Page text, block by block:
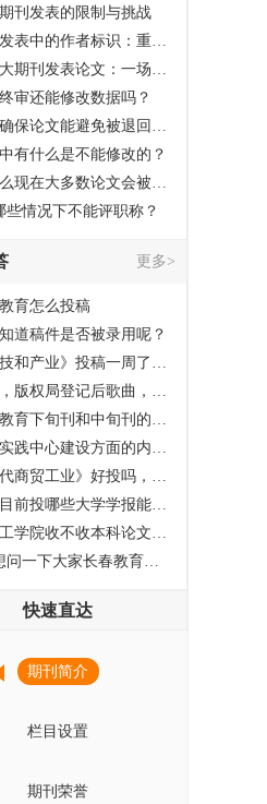
刊发表的限制与挑战
中的作者标识：重要性与实践
发表论文：一场知识探索与学术成就的旅程
审还能修改数据吗？
论文能避免被退回：关键条件与策略
有什么是不能修改的？
数论文会被评判为AI撰写？（深度剖析查重机制下的困境与出路）
些情况下不能评职称？
更多>
育怎么投稿
道稿件是否被录用呢？
》投稿一周了仍是“已发回执”状态，这是什么意思？什么时候外审？
权局登记后歌曲，这里能否发表
中旬刊的国内刊号一样，他们有什么区别，两本刊物都是真的吗？
中心建设方面的内容适合那种期刊
商贸工业》好投吗，版面费多少？
投哪些大学学报能较快出刊啊
学院收不收本科论文呀？
下大家长春教育学院学报是本科学报吗？
快速直达
期刊简介
栏目设置
期刊荣誉